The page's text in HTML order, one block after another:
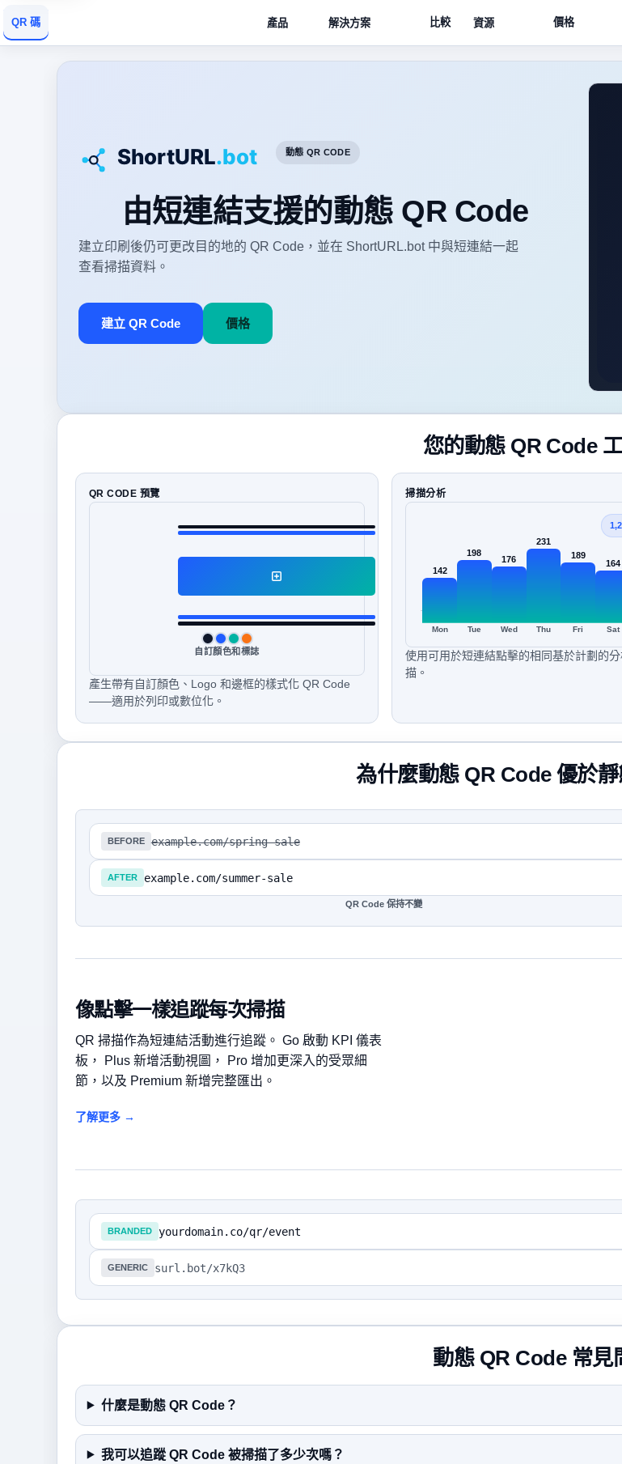
QR 碼 產品 解決方案 比較 資源 價格
動態 QR CODE
由短連結支援的動態 QR Code
建立印刷後仍可更改目的地的 QR Code，並在 ShortURL.bot 中與短連結一起
查看掃描資料。
建立 QR Code 價格
您的動態 QR Code
QR CODE 預覽
自訂顏色和標誌
產生帶有自訂顏色、Logo 和邊框的樣式化 QR Code
——適用於列印或數位化。
掃描分析
142
Mon
198
Tue
176
Wed
231
Thu
189
Fri
164
Sat
使用可用於短連結點擊的相同基於計劃的
描。
為什麼動態 QR Code 優於
BEFORE example.com/spring-sale
AFTER example.com/summer-sale
QR Code 保持不變
像點擊一樣追蹤每次掃描
QR 掃描作為短連結活動進行追蹤。 Go 啟動 KPI 儀表
板， Plus 新增活動視圖， Pro 增加更深入的受眾細
節，以及 Premium 新增完整匯出。
了解更多 →
BRANDED yourdomain.co/qr/event
GENERIC surl.bot/x7kQ3
動態 QR Code 常見
什麼是動態 QR Code？
我可以追蹤 QR Code 被掃描了多少次嗎？